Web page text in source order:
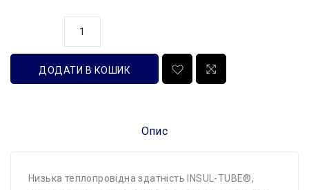
ДОДАТИ В КОШИК
Опис
Низька теплопровідна здатність INSUL-TUBE®,